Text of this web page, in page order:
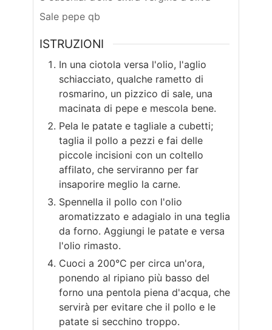
Sale pepe qb
ISTRUZIONI
In una ciotola versa l'olio, l'aglio
schiacciato, qualche rametto di
rosmarino, un pizzico di sale, una
macinata di pepe e mescola bene.
Pela le patate e tagliale a cubetti;
taglia il pollo a pezzi e fai delle
piccole incisioni con un coltello
affilato, che serviranno per far
insaporire meglio la carne.
Spennella il pollo con l'olio
aromatizzato e adagialo in una teglia
da forno. Aggiungi le patate e versa
l'olio rimasto.
Cuoci a 200°C per circa un'ora,
ponendo al ripiano più basso del
forno una pentola piena d'acqua, che
servirà per evitare che il pollo e le
patate si secchino troppo.